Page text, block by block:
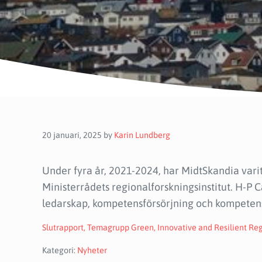
20 januari, 2025 by Karin Lundberg
Under fyra år, 2021-2024, har MidtSkandia
Ministerrådets regionalforskningsinstitut. H-P
ledarskap, kompetensförsörjning och
Slutrapport, Temagrupp Green, Innovative and Resilient
Kategori: Nyheter